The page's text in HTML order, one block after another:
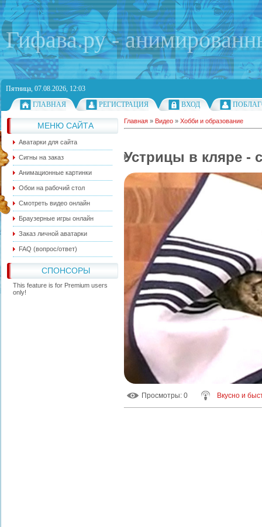
Гифава.ру -
Пятница, 07.08.2026, 12:03
ГЛАВНАЯ
РЕГИСТРАЦИЯ ВХОД
МЕНЮ САЙТА
Аватарки для сайта
Сигны на заказ
Анимационные картинки
Обои на рабочий стол
Смотреть видео онлайн
Браузерные игры онлайн
Заказ личной аватарки
FAQ (вопрос/ответ)
СПОНСОРЫ
This feature is for Premium users
only!
Главная » Видео » Хобби и образование
Устрицы в кляре -
Просмотры: 0 Вкусно и